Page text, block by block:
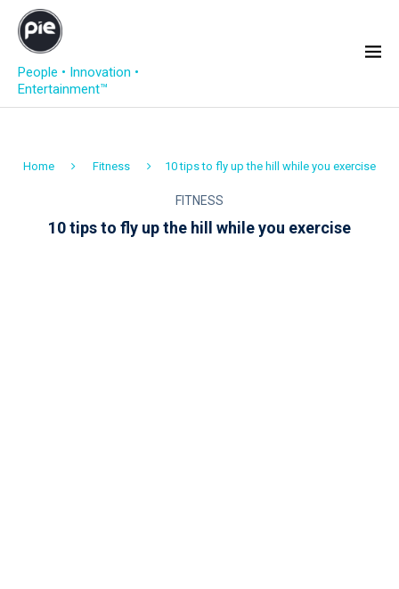
People • Innovation •
Entertainment™
Home Fitness 10 tips to fly up the hill while you exercise
FITNESS
10 tips to fly up the hill while you exercise